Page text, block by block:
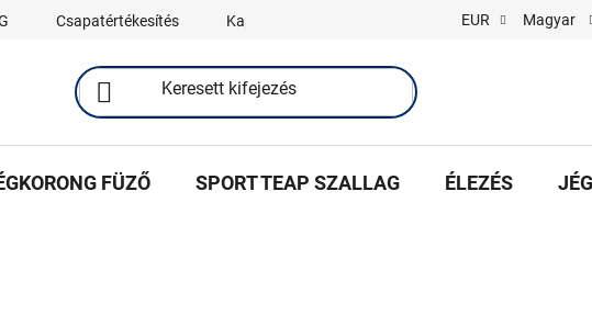
Csapatértékesítés Kapcsolat EUR Magyar
FÜZŐ SPORT TEAP SZALLAG ÉLEZÉS